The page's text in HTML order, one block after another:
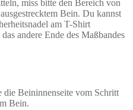
miss bitte den Bereich von
Bein. Du kannst
am T-Shirt
andere Ende des Maßbandes
die Beininnenseite vom Schritt
Bein.